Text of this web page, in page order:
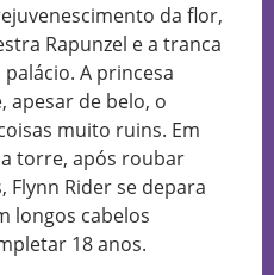
da flor,
Rapunzel e a tranca
A princesa
apesar de belo, o
muito ruins. Em
torre, após roubar
Rider se depara
longos cabelos
18 anos.